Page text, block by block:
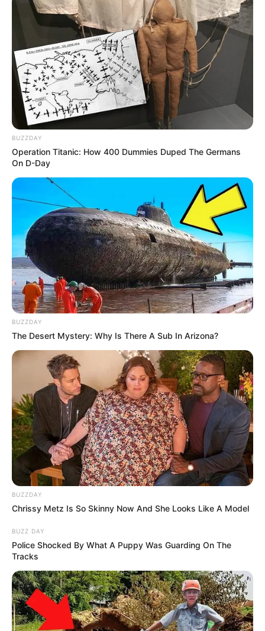
BUZZDAY
Operation Titanic: How 400 Dummies Duped The Germans
On D-Day
BUZZDAY
The Desert Mystery: Why Is There A Sub In Arizona?
BUZZDAY
Chrissy Metz Is So Skinny Now And She Looks Like A Model
BUZZ DAY
Police Shocked By What A Puppy Was Guarding On The
Tracks